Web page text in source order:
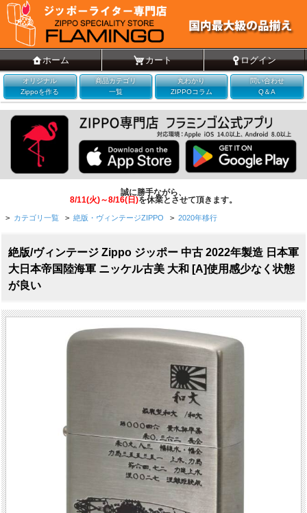
ホーム カート ログイン
オリジナル
Zippoを作る
商品カテゴリ
一覧
丸わかり
ZIPPOコラム
問い合わせ
Q＆A
誠に勝手ながら、
8/11(火)～8/16(日)を休業とさせて頂きます。
> カテゴリ一覧 > 絶版・ヴィンテージZIPPO > 2020年移行
絶版/ヴィンテージ Zippo ジッポー 中古 2022年製造 日本軍
大日本帝国陸海軍 ニッケル古美 大和 [A]使用感少なく状態
が良い